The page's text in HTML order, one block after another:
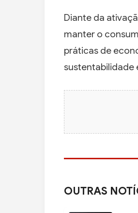
Diante da
manter o
práticas de
sustentabilidade
OUTRAS